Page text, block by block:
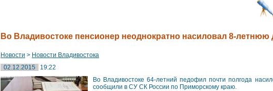
Во Владивостоке пенсионер неоднократно насиловал 8-летнюю
Новости > Новости Владивостока
02.12.2015
19:22
Во Владивостоке 64-летний педофил почти полгода
сообщили в СУ СК России по Приморскому краю.